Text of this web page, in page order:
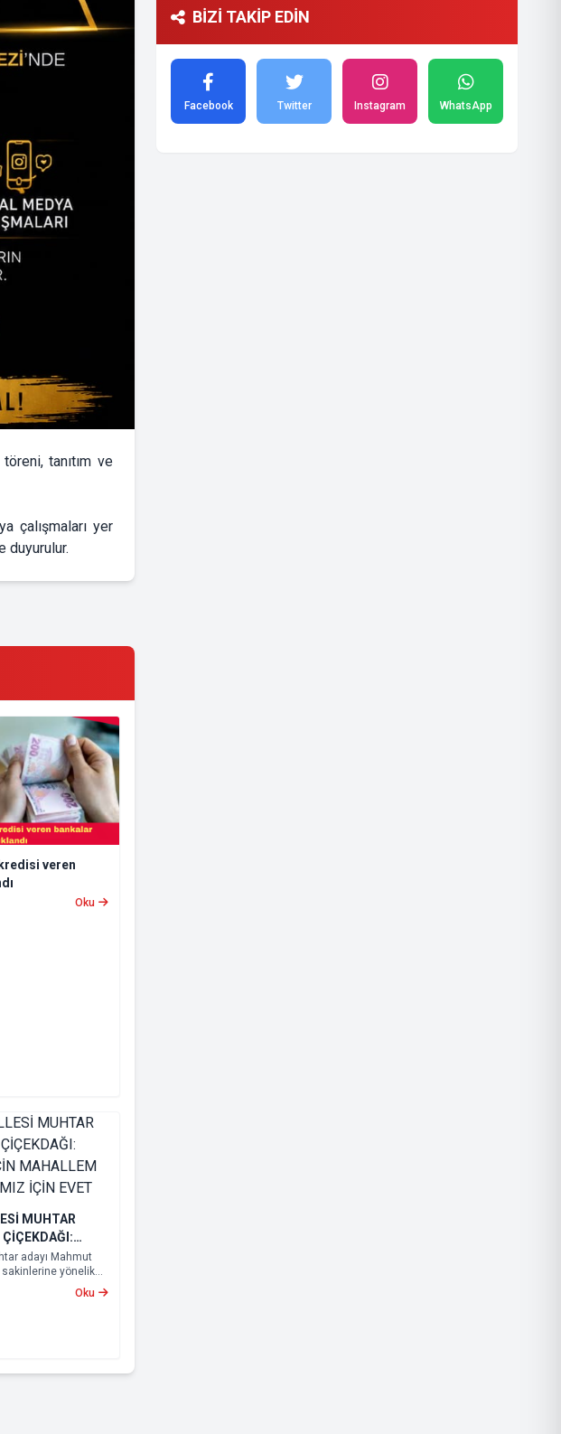
tanıtım ve
çalışmaları yer
duyurulur.
veren
Oku
MUHTAR
MAHALLEM
İÇİN EVET
adayı Mahmut
sakinlerine yönelik
Oku
BİZİ TAKİP EDİN
Facebook Twitter Instagram WhatsApp